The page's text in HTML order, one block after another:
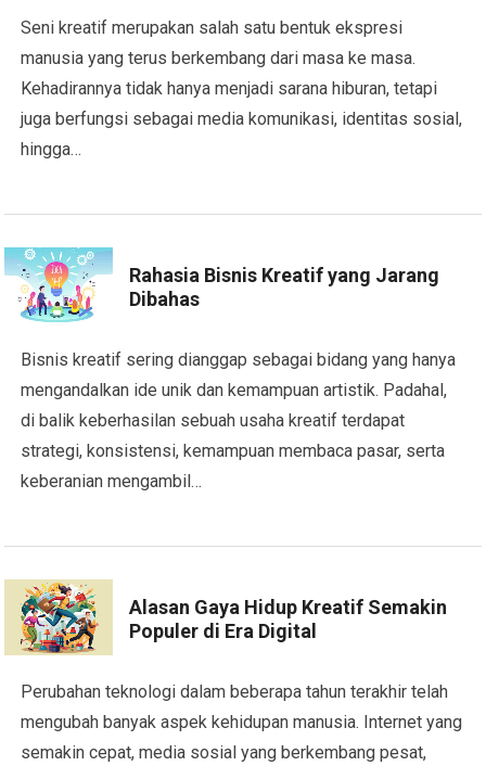
Seni kreatif merupakan salah satu bentuk ekspresi
manusia yang terus berkembang dari masa ke masa.
Kehadirannya tidak hanya menjadi sarana hiburan, tetapi
juga berfungsi sebagai media komunikasi, identitas sosial,
hingga…
Rahasia Bisnis Kreatif yang Jarang
Dibahas
Bisnis kreatif sering dianggap sebagai bidang yang hanya
mengandalkan ide unik dan kemampuan artistik. Padahal,
di balik keberhasilan sebuah usaha kreatif terdapat
strategi, konsistensi, kemampuan membaca pasar, serta
keberanian mengambil…
Alasan Gaya Hidup Kreatif Semakin
Populer di Era Digital
Perubahan teknologi dalam beberapa tahun terakhir telah
mengubah banyak aspek kehidupan manusia. Internet yang
semakin cepat, media sosial yang berkembang pesat,